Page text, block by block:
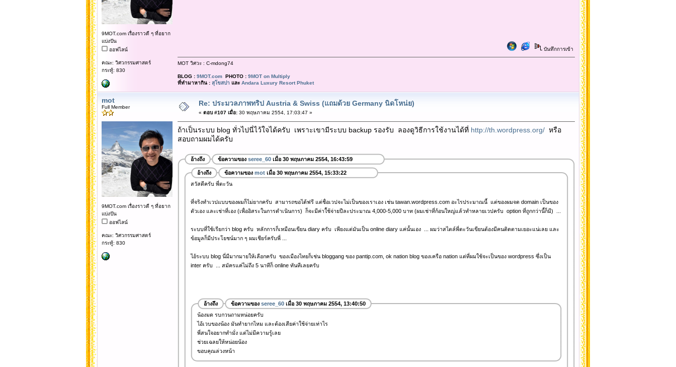
9MOT.com เรื่องราวดี ๆ ที่อยาก
แบ่งปัน
ออฟไลน์
คณะ: วิศวกรรมศาสตร์
กระทู้: 830
บันทึกการเข้า
MOT วิศวะ : C-mdong74
BLOG : 9MOT.comPHOTO : 9MOT on Multiply
ที่ทำมาหากิน : สุโขสปา และ Andara Luxury Resort Phuket
mot
Full Member
9MOT.com เรื่องราวดี ๆ ที่อยาก
แบ่งปัน
ออฟไลน์
คณะ: วิศวกรรมศาสตร์
กระทู้: 830
Re: ประมวลภาพทริป Austria & Swiss (แถมด้วย Germany นิดโหน่ย)
« ตอบ #107 เมื่อ:30 พฤษภาคม 2554, 17:03:47 »
ถ้าเป็นระบบ blog ทั่วไปนี่ไว้ใจได้ครับ เพราะเขามีระบบ backup รองรับ ลองดูวิธีการใช้งานได้ที่ http://th.wordpress.org/หรือ
สอบถามผมได้ครับ
อ้างถึง ข้อความของ seree_60เมื่อ 30 พฤษภาคม 2554, 16:43:59
อ้างถึง ข้อความของ motเมื่อ 30 พฤษภาคม 2554, 15:33:22
สวัสดีครับ พี่ตะวัน
ที่จริงทำเวปแบบของผมก็ไม่ยากครับ สามารถขอได้ฟรี แต่ชื่อเวปจะไม่เป็นของเราเอง เช่น tawan.wordpress.com อะไรประมาณนี้ แต่ของผมจด domain เป็นของ
ตัวเอง และเช่าที่เอง (เพื่ออิสระในการดำเนินการ) ก็จะมีค่าใ้ช้จ่ายปีละประมาณ 4,000-5,000 บาท (ผมเช่าที่ก้อนใหญ่แล้วทำหลายเวปครับ option ที่ถูกกว่านี้ก็มี) ...
ระบบที่ใช้เรียกว่า blog ครับ หลักการก็เหมือนเขียน diary ครับ เพียงแต่มันเป็น online diary แค่นั้นเอง ... ผมว่าสไตล์พี่ตะวันเขียนต้องมีคนติดตามเยอะแน่เลย และ
ข้อมูลก็มีประโยชน์มาก ๆ ผมเชียร์ครับพี่ ...
ไอ้ระบบ blog นี่มีมากมายให้เลือกครับ ของเมืองไทยก็เช่น bloggang ของ pantip.com, ok nation blog ของเครือ nation แต่ที่ผมใช้จะเป็นของ wordpress ซึ่งเป็น
inter ครับ ... สมัครแค่ไม่ถึง 5 นาทีก็ online ทันทีเลยครับ
อ้างถึง ข้อความของ seree_60เมื่อ 30 พฤษภาคม 2554, 13:40:50
น้องมด รบกวนถามหน่อยครับ
ไอ้เวบของน้อง มันทำยากไหม และต้องเสียค่าใช้จ่ายเท่าไร
พี่สนใจอยากทำมั่ง แต่ไม่มีความรู้เลย
ช่วยเฉลยให้หน่อยน้อง
ขอบคุณล่วงหน้า